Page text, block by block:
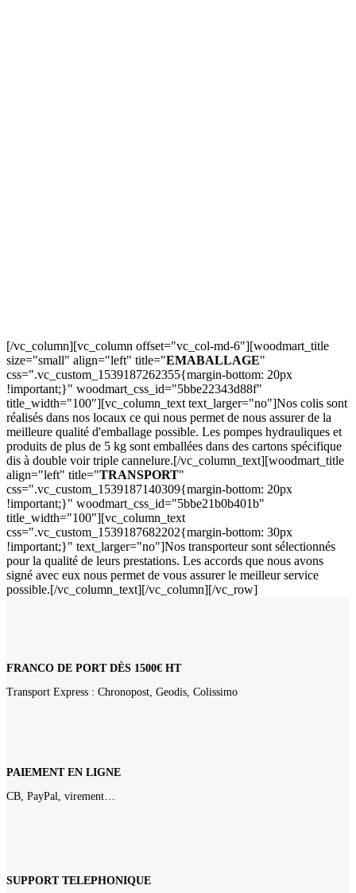
[/vc_column][vc_column offset="vc_col-md-6"][woodmart_title
size="small" align="left" title="EMABALLAGE"
css=".vc_custom_1539187262355{margin-bottom: 20px
!important;}" woodmart_css_id="5bbe22343d88f"
title_width="100"][vc_column_text text_larger="no"]Nos colis sont
réalisés dans nos locaux ce qui nous permet de nous assurer de la
meilleure qualité d'emballage possible. Les pompes hydrauliques et
produits de plus de 5 kg sont emballées dans des cartons spécifique
dis à double voir triple cannelure.[/vc_column_text][woodmart_title
align="left" title="TRANSPORT"
css=".vc_custom_1539187140309{margin-bottom: 20px
!important;}" woodmart_css_id="5bbe21b0b401b"
title_width="100"][vc_column_text
css=".vc_custom_1539187682202{margin-bottom: 30px
!important;}" text_larger="no"]Nos transporteur sont sélectionnés
pour la qualité de leurs prestations. Les accords que nous avons
signé avec eux nous permet de vous assurer le meilleur service
possible.[/vc_column_text][/vc_column][/vc_row]
FRANCO DE PORT DÈS 1500€ HT
Transport Express : Chronopost, Geodis, Colissimo
PAIEMENT EN LIGNE
CB, PayPal, virement…
SUPPORT TELEPHONIQUE